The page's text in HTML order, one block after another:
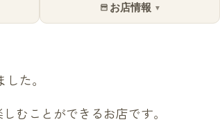
お店情報 ▼
た。
むことができるお店です。